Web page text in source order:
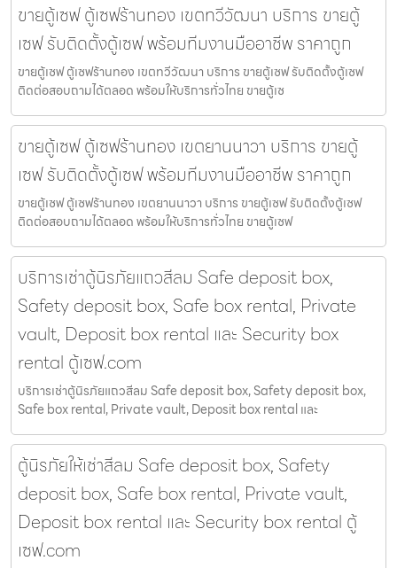
ขายตู้เซฟ ตู้เซฟร้านทอง เขตทวีวัฒนา บริการ ขายตู้
เซฟ รับติดตั้งตู้เซฟ พร้อมทีมงานมืออาชีพ ราคาถูก
ขายตู้เซฟ ตู้เซฟร้านทอง เขตทวีวัฒนา บริการ ขายตู้เซฟ รับติดตั้งตู้เซฟ
ติดต่อสอบถามได้ตลอด พร้อมให้บริการทั่วไทย ขายตู้เซ
ขายตู้เซฟ ตู้เซฟร้านทอง เขตยานนาวา บริการ ขายตู้
เซฟ รับติดตั้งตู้เซฟ พร้อมทีมงานมืออาชีพ ราคาถูก
ขายตู้เซฟ ตู้เซฟร้านทอง เขตยานนาวา บริการ ขายตู้เซฟ รับติดตั้งตู้เซฟ
ติดต่อสอบถามได้ตลอด พร้อมให้บริการทั่วไทย ขายตู้เซฟ
บริการเช่าตู้นิรภัยแถวสีลม Safe deposit box,
Safety deposit box, Safe box rental, Private
vault, Deposit box rental และ Security box
rental ตู้เซฟ.com
บริการเช่าตู้นิรภัยแถวสีลม Safe deposit box, Safety deposit box,
Safe box rental, Private vault, Deposit box rental และ
ตู้นิรภัยให้เช่าสีลม Safe deposit box, Safety
deposit box, Safe box rental, Private vault,
Deposit box rental และ Security box rental ตู้
เซฟ.com